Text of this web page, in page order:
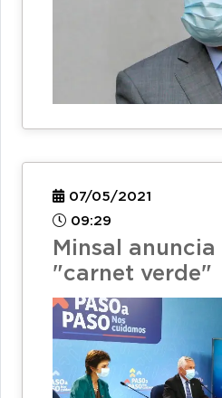
07/05/2021
09:29
Minsal
"carnet verde"